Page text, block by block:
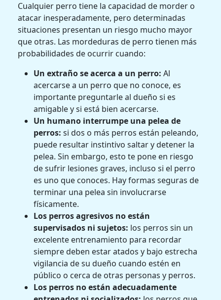
Cualquier perro tiene la capacidad de morder o
atacar inesperadamente, pero determinadas
situaciones presentan un riesgo mucho mayor
que otras. Las mordeduras de perro tienen más
probabilidades de ocurrir cuando:
Un extraño se acerca a un perro: Al
acercarse a un perro que no conoce, es
importante preguntarle al dueño si es
amigable y si está bien acercarse.
Un humano interrumpe una pelea de
perros: si dos o más perros están peleando,
puede resultar instintivo saltar y detener la
pelea. Sin embargo, esto te pone en riesgo
de sufrir lesiones graves, incluso si el perro
es uno que conoces. Hay formas seguras de
terminar una pelea sin involucrarse
físicamente.
Los perros agresivos no están
supervisados ​​ni sujetos: los perros sin un
excelente entrenamiento para recordar
siempre deben estar atados y bajo estrecha
vigilancia de su dueño cuando estén en
público o cerca de otras personas y perros.
Los perros no están adecuadamente